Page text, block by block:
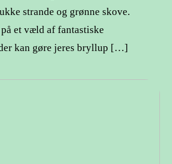
strande og grønne skove.
et væld af fantastiske
kan gøre jeres bryllup […]